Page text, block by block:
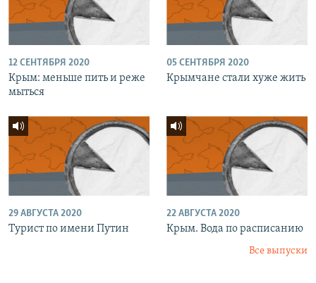
12 СЕНТЯБРЯ 2020
Крым: меньше пить и реже
мыться
05 СЕНТЯБРЯ 2020
Крымчане стали хуже жить
29 АВГУСТА 2020
Турист по имени Путин
22 АВГУСТА 2020
Крым. Вода по расписанию
Все выпуски